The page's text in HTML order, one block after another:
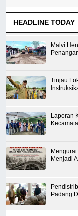
HEADLINE TODAY
Malvi
Tinjau
Laporan
Menjadi
Padang